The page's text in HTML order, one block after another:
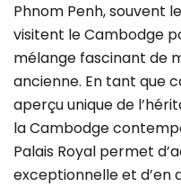
Phnom Penh, souvent
visitent le Cambodge
mélange fascinant de
ancienne. En tant que
aperçu unique de
la Cambodge
Palais Royal permet
exceptionnelle et